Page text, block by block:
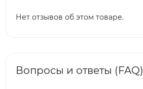
Нет отзывов об этом товаре.
Вопросы и ответы (FAQ)